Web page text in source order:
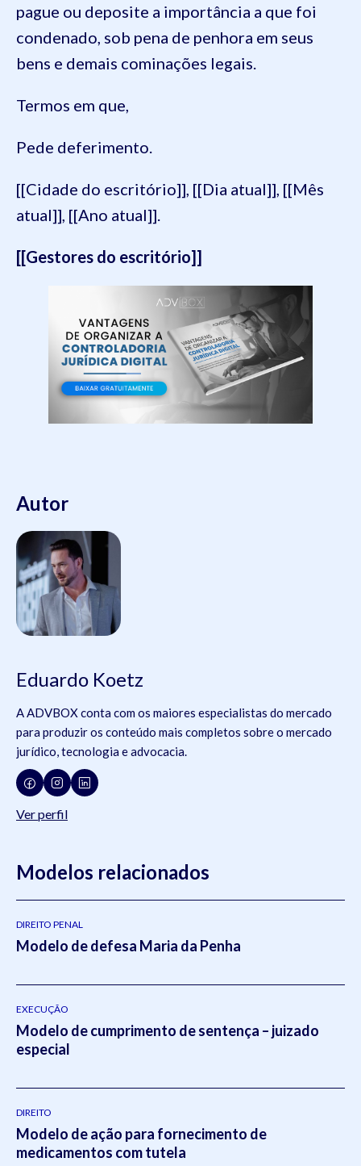
pague ou deposite a importância a que foi
condenado, sob pena de penhora em seus
bens e demais cominações legais.
Termos em que,
Pede deferimento.
[[Cidade do escritório]], [[Dia atual]], [[Mês
atual]], [[Ano atual]].
[[Gestores do escritório]]
Autor
Eduardo Koetz
A ADVBOX conta com os maiores especialistas do mercado
para produzir os conteúdo mais completos sobre o mercado
jurídico, tecnologia e advocacia.
Ver perfil
Modelos relacionados
DIREITO PENAL
Modelo de defesa Maria da Penha
EXECUÇÃO
Modelo de cumprimento de sentença – juizado
especial
DIREITO
Modelo de ação para fornecimento de
medicamentos com tutela